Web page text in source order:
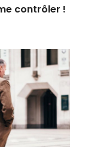
contrôler !